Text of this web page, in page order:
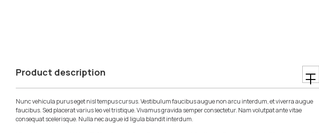
Product description
Nunc vehicula purus eget nisl tempus cursus. Vestibulum faucibus augue non arcu interdum, et viverra augue
faucibus. Sed placerat varius leo vel tristique. Vivamus gravida semper consectetur. Nam volutpat ante vitae
consequat scelerisque. Nulla nec augue id ligula blandit interdum.